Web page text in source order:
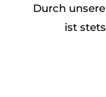
Durch
ist